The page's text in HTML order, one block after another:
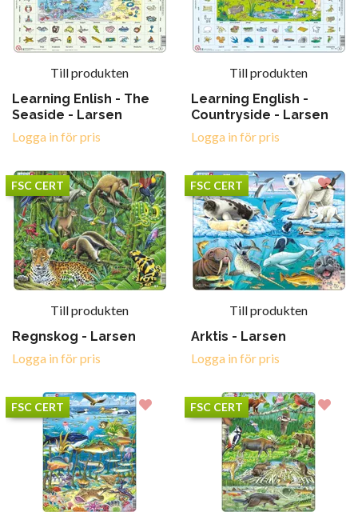
Till produkten
Learning Enlish - The
Seaside - Larsen
Logga in för pris
Till produkten
Learning English -
Countryside - Larsen
Logga in för pris
FSC CERT
Till produkten
Regnskog - Larsen
Logga in för pris
FSC CERT
Till produkten
Arktis - Larsen
Logga in för pris
FSC CERT FSC CERT